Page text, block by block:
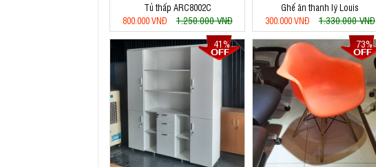
Tủ thấp ARC8002C
800.000 VNĐ
1.250.000 VNĐ
Ghế ăn thanh lý Louis
300.000 VNĐ
1.330.000 VNĐ
41%
73%